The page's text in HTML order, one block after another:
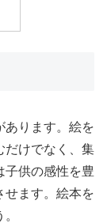
あります。絵を
だけでなく、集
子供の感性を豊
せます。絵本を